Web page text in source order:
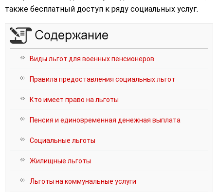
также бесплатный доступ к ряду социальных услуг.
Виды льгот для военных пенсионеров
Правила предоставления социальных льгот
Кто имеет право на льготы
Пенсия и единовременная денежная выплата
Социальные льготы
Жилищные льготы
Льготы на коммунальные услуги